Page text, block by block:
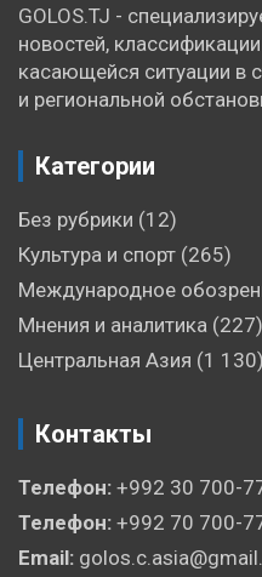
GOLOS.TJ -
новостей,
касающейся ситуации в
и региональной
Категории
Без рубрики (12)
Культура и спорт (265)
Международное
Мнения и аналитика (227)
Центральная Азия (1 130)
Контакты
Телефон: +992 30 700-
Телефон: +992 70 700-
Email: